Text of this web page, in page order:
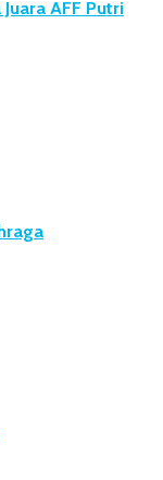
AFF Putri